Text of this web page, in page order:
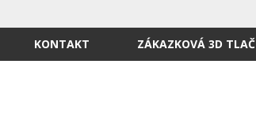
KONTAKT ZÁKAZKOVÁ 3D TLAČ